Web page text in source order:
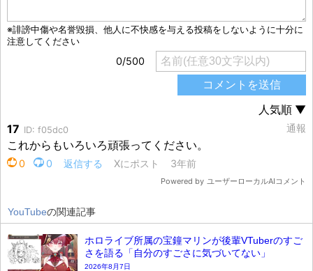
YouTubeの関連記事
ホロライブ所属の宝鐘マリンが後輩VTuberのすご
さを語る「自分のすごさに気づいてない」
2026年8月7日